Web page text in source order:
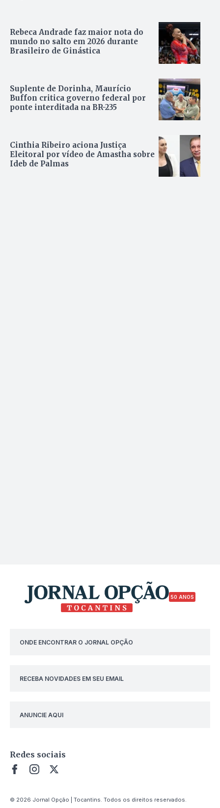
Rebeca Andrade faz maior nota do
mundo no salto em 2026 durante
Brasileiro de Ginástica
Suplente de Dorinha, Maurício
Buffon critica governo federal por
ponte interditada na BR-235
Cinthia Ribeiro aciona Justiça
Eleitoral por vídeo de Amastha sobre
Ideb de Palmas
50 ANOS
ONDE ENCONTRAR O JORNAL OPÇÃO
RECEBA NOVIDADES EM SEU EMAIL
ANUNCIE AQUI
Redes sociais
© 2026 Jornal Opção | Tocantins. Todos os direitos reservados.